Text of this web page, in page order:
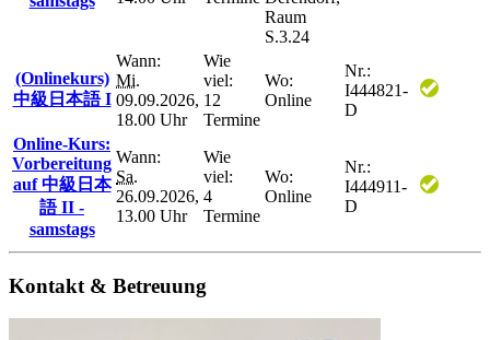
Raum
S.3.24
(Onlinekurs)
中級日本語 I
Wann:
Mi.
09.09.2026,
18.00 Uhr
Wie
viel:
12
Termine
Wo:
Online
Nr.:
I444821-
D
Online-Kurs:
Vorbereitung
auf 中級日本
語 II -
samstags
Wann:
Sa.
26.09.2026,
13.00 Uhr
Wie
viel:
4
Termine
Wo:
Online
Nr.:
I444911-
D
Kontakt & Betreuung